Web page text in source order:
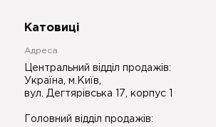
Катовиці
Адреса
Центральний відділ продажів:
Україна, м.Київ,
вул. Дегтярівська 17, корпус 1
Головний відділ продажів: